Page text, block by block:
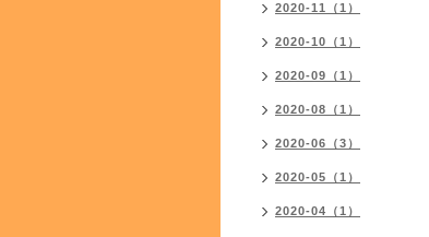
2020-11（1）
2020-10（1）
2020-09（1）
2020-08（1）
2020-06（3）
2020-05（1）
2020-04（1）